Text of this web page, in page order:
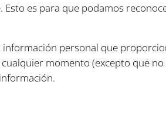
es para que podamos
personal que
momento (excepto que